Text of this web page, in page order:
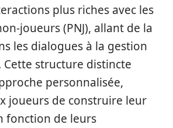
plus riches avec les
joueurs (PNJ), allant de la
les dialogues à la gestion
Cette structure distincte
personnalisée,
joueurs de construire leur
fonction de leurs